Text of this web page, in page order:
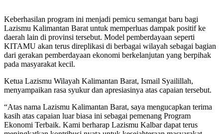
Keberhasilan program ini menjadi pemicu semangat baru bagi
Lazismu Kalimantan Barat untuk memperluas dampak positif ke
daerah lain di provinsi tersebut. Model pemberdayaan seperti
KITAMU akan terus direplikasi di berbagai wilayah sebagai bagian
dari gerakan pemberdayaan ekonomi berkelanjutan yang berpihak
pada masyarakat kecil.
Ketua Lazismu Wilayah Kalimantan Barat, Ismail Syailillah,
menyampaikan rasa syukur dan apresiasinya atas capaian tersebut.
“Atas nama Lazismu Kalimantan Barat, saya mengucapkan terima
kasih atas capaian luar biasa ini sebagai pemenang Program
Ekonomi Terbaik. Kami berharap Lazismu Kalbar dapat terus